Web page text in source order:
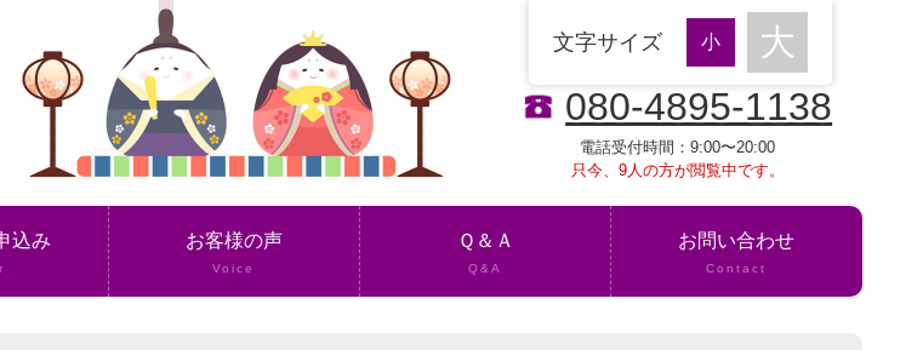
080-4895-1138
電話受付時間：9:00〜20:00
只今、9人の方が閲覧中です。
文字サイズ
込み お客様の声
Voice
Ｑ＆Ａ
Q&A
お問い合わせ
Contact